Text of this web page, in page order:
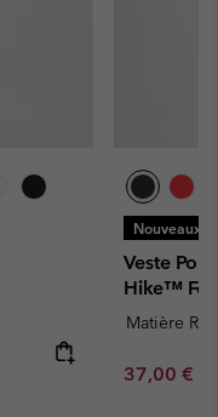
Nouveaux
Veste
Hike™
Matière
Minimum
37,00 €